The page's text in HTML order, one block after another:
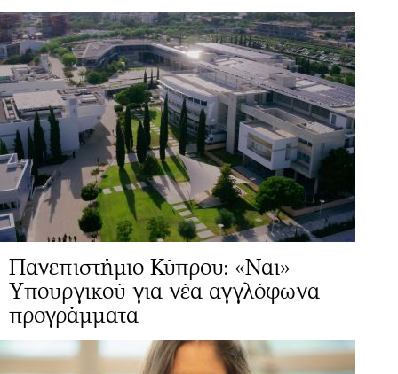
Πανεπιστήμιο Κύπρου: «Ναι»
Yπουργικού για νέα αγγλόφωνα
προγράμματα